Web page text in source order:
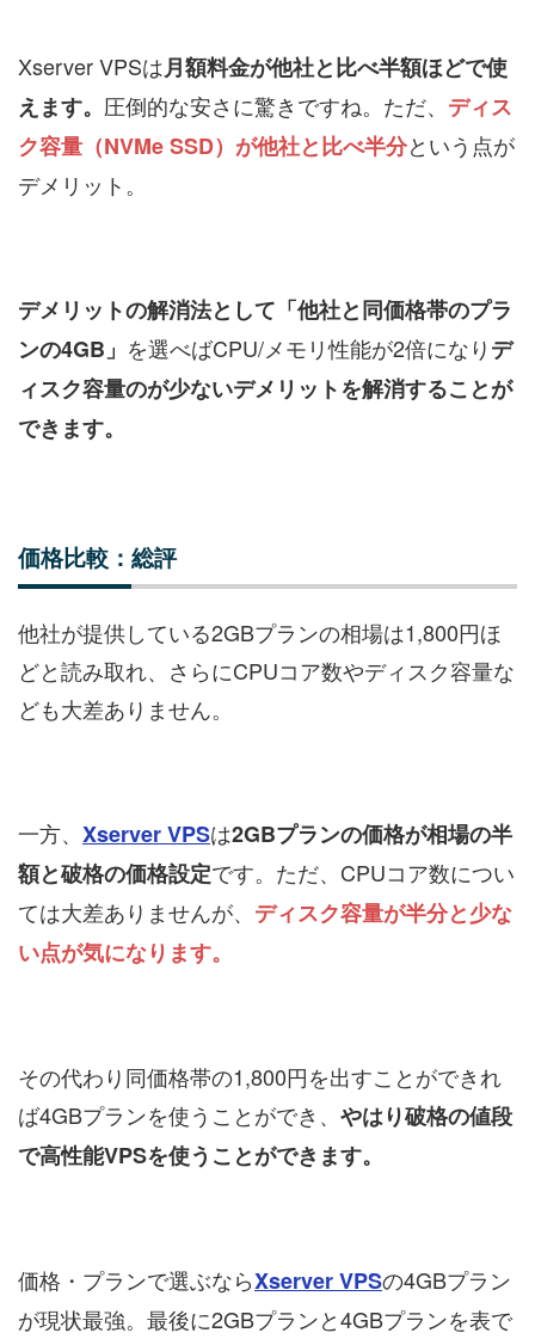
Xserver VPSは月額料金が他社と比べ半額ほどで使
えます。 圧倒的な安さに驚きですね。ただ、 ディス
ク容量（NVMe SSD）が他社と比べ半分という点が
デメリット。
デメリットの解消法として「他社と同価格帯のプラ
ンの4GB」 を選べばCPU/メモリ性能が2倍になりデ
ィスク容量のが少ないデメリットを解消することが
できます。
価格比較：総評
他社が提供している2GBプランの相場は1,800円ほ
どと読み取れ、さらにCPUコア数やディスク容量な
ども大差ありません。
一方、 Xserver VPSは2GBプランの価格が相場の半
額と破格の価格設定です。ただ、CPUコア数につい
ては大差ありませんが、 ディスク容量が半分と少な
い点が気になります。
その代わり同価格帯の1,800円を出すことができれ
ば4GBプランを使うことができ、 やはり破格の値段
で高性能VPSを使うことができます。
価格・プランで選ぶならXserver VPSの4GBプラン
が現状最強。最後に2GBプランと4GBプランを表で